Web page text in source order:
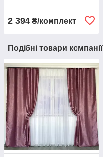
2 394 ₴/комплект
Подібні товари компанії